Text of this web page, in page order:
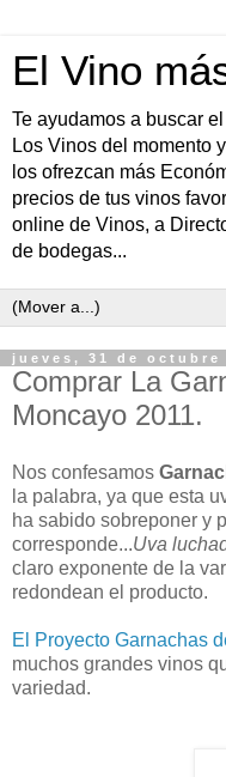
El Vino
Te ayudamos a buscar
Los Vinos del momento
los ofrezcan más
precios de tus vinos
online de Vinos, a
de bodegas...
jueves, 31 de octubre
Comprar La
Moncayo 2011.
Nos confesamos
la palabra, ya que esta
ha sabido sobreponer y
corresponde...Uva
claro exponente de la
redondean el producto.
El Proyecto Garnachas
muchos grandes vinos
variedad.